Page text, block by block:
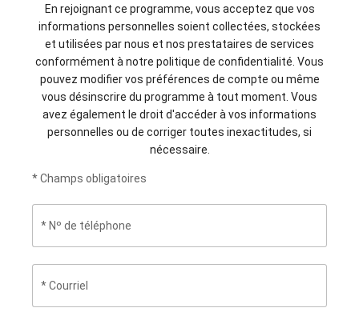
En rejoignant ce programme, vous acceptez que vos
informations personnelles soient collectées, stockées
et utilisées par nous et nos prestataires de services
conformément à notre politique de confidentialité. Vous
pouvez modifier vos préférences de compte ou même
vous désinscrire du programme à tout moment. Vous
avez également le droit d'accéder à vos informations
personnelles ou de corriger toutes inexactitudes, si
nécessaire.
* Champs obligatoires
Nº de téléphone
Courriel